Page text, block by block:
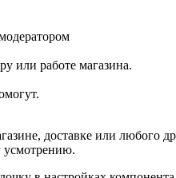
или работе магазина.
доставке или любого
усмотрению.